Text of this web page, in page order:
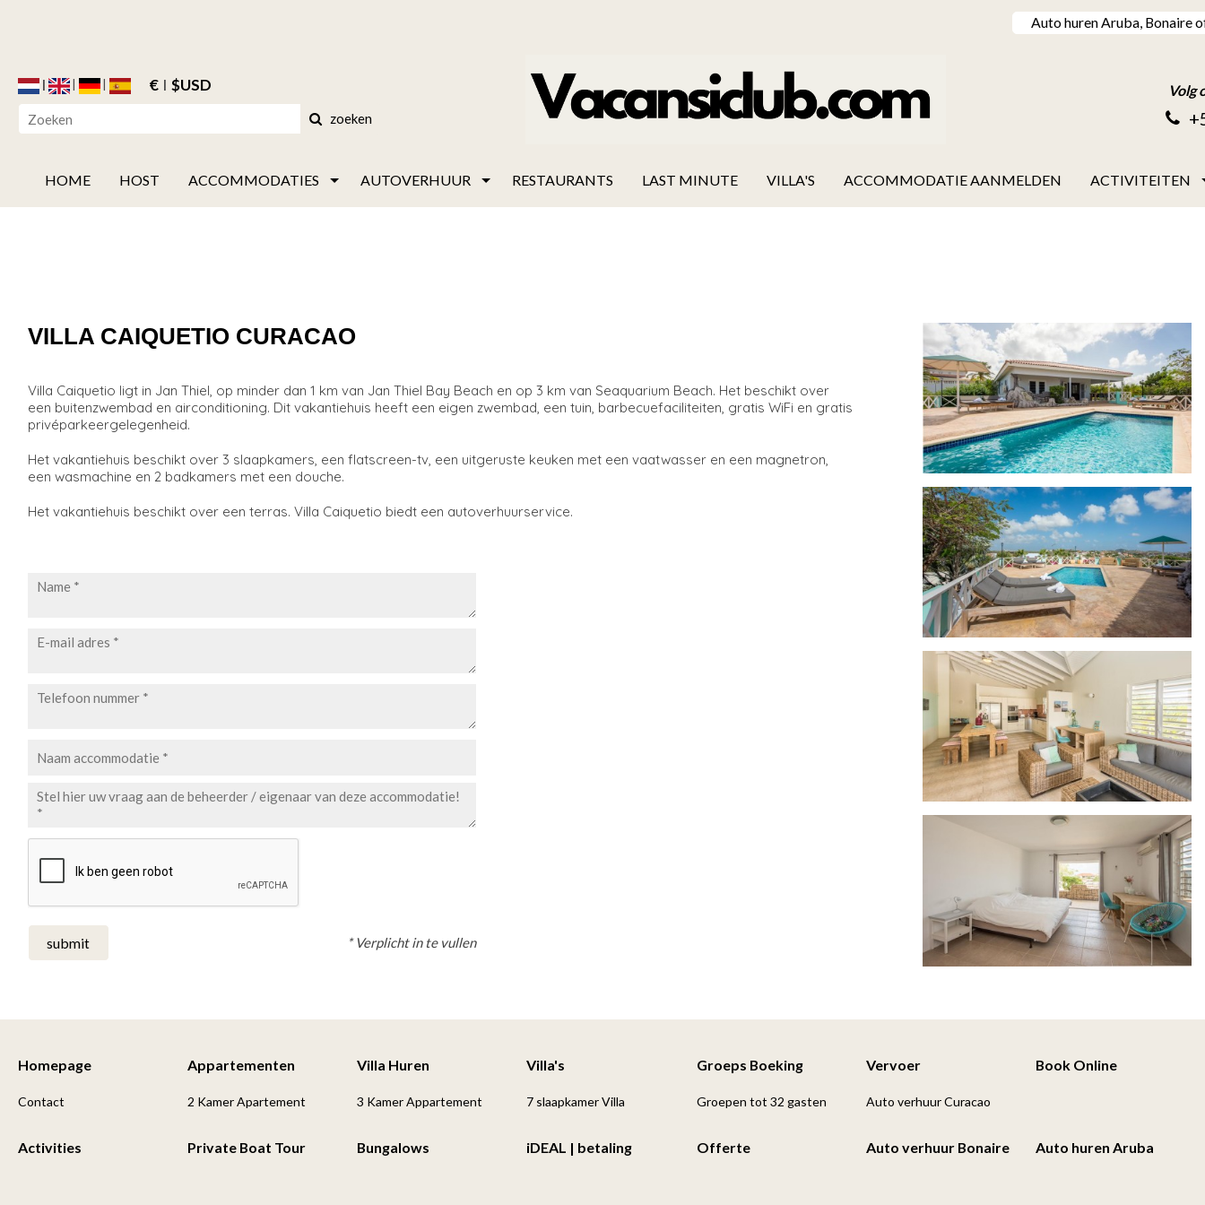
Auto huren Aruba, Bonaire
€ $USD
zoeken
Volg
HOME HOST ACCOMMODATIES AUTOVERHUUR RESTAURANTS LAST MINUTE VILLA'S ACCOMMODATIE AANMELDEN ACTIVITEITEN
VILLA CAIQUETIO CURACAO
Villa Caiquetio ligt in Jan Thiel, op minder dan 1 km van Jan Thiel Bay Beach en op 3 km van Seaquarium Beach. Het beschikt over
een buitenzwembad en airconditioning. Dit vakantiehuis heeft een eigen zwembad, een tuin, barbecuefaciliteiten, gratis WiFi en gratis
privéparkeergelegenheid.
Het vakantiehuis beschikt over 3 slaapkamers, een flatscreen-tv, een uitgeruste keuken met een vaatwasser en een magnetron,
een wasmachine en 2 badkamers met een douche.
Het vakantiehuis beschikt over een terras. Villa Caiquetio biedt een autoverhuurservice.
submit * Verplicht in te vullen
Homepage
Contact
Appartementen
2 Kamer Apartement
Villa Huren
3 Kamer Appartement
Villa's
7 slaapkamer Villa
Groeps Boeking
Groepen tot 32 gasten
Vervoer
Auto verhuur Curacao
Book Online
Activities Private Boat Tour Bungalows iDEAL | betaling Offerte Auto verhuur Bonaire Auto huren Aruba